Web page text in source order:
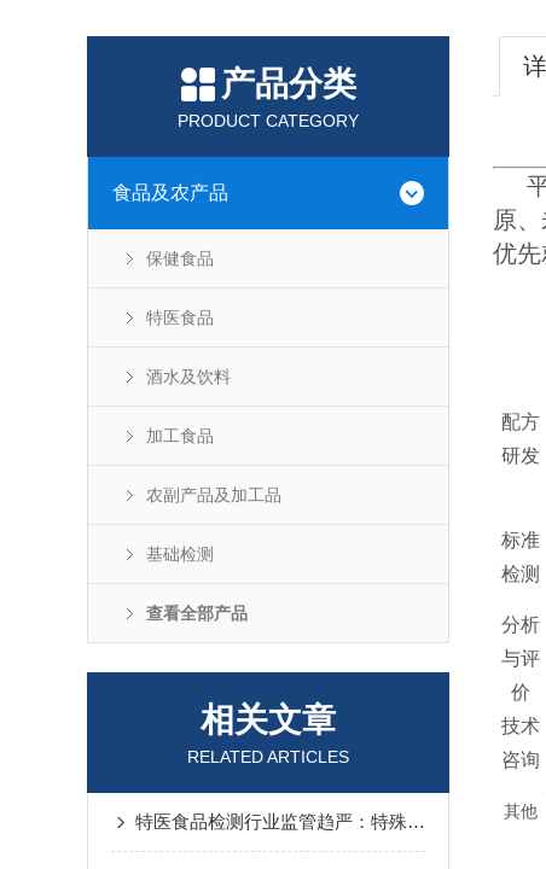
产品分类
PRODUCT CATEGORY
食品及农产品
保健食品
特医食品
酒水及饮料
加工食品
农副产品及加工品
基础检测
查看全部产品
相关文章
RELATED ARTICLES
特医食品检测行业监管趋严：特殊医学用途配方食品合规要求与趋势解析
原
优先
配方
研发
标准
检测
分析
与评
价
技术
咨询
其他